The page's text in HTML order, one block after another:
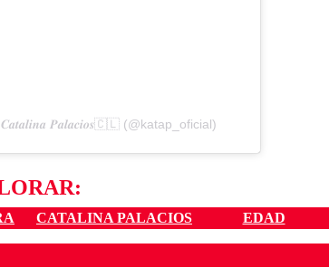
𝑷𝒂𝒍𝒂𝒄𝒊𝒐𝒔🇨🇱 (@katap_oficial)
CATALINA PALACIOS EDAD